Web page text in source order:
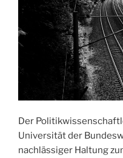
Der
Universität der
nachlässiger Haltung